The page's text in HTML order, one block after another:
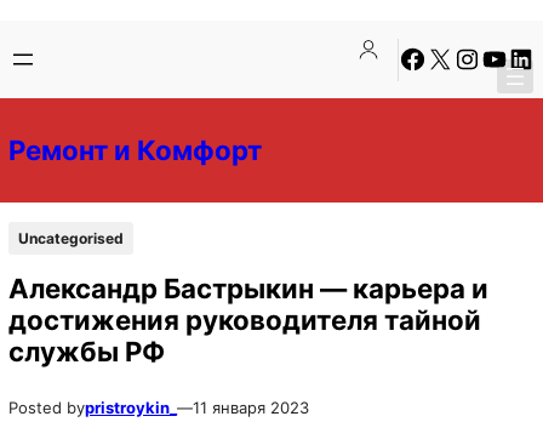
содержимому
содержимому
Facebook
X Instagram
Ремонт и Комфорт
Uncategorised
Александр Бастрыкин — карьера и
достижения руководителя тайной
службы РФ
Posted bypristroykin_ —11 января 2023